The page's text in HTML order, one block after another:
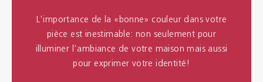
L'importance de la «bonne» couleur dans votre
pièce est inestimable: non seulement pour
illuminer l'ambiance de votre maison mais aussi
pour exprimer votre identité!